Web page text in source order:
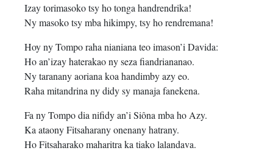
Izay torimasoko tsy ho tonga handrendrika!
Ny masoko tsy mba hikimpy, tsy ho rendremana!
Hoy ny Tompo raha nianiana teo imason’i Davida:
Ho an’izay haterakao ny seza fiandriananao.
Ny taranany aoriana koa handimby azy eo.
Raha mitandrina ny didy sy manaja fanekena.
Fa ny Tompo dia nifidy an’i Siôna mba ho Azy.
Ka ataony Fitsaharany onenany hatrany.
Ho Fitsaharako maharitra ka tiako lalandava.